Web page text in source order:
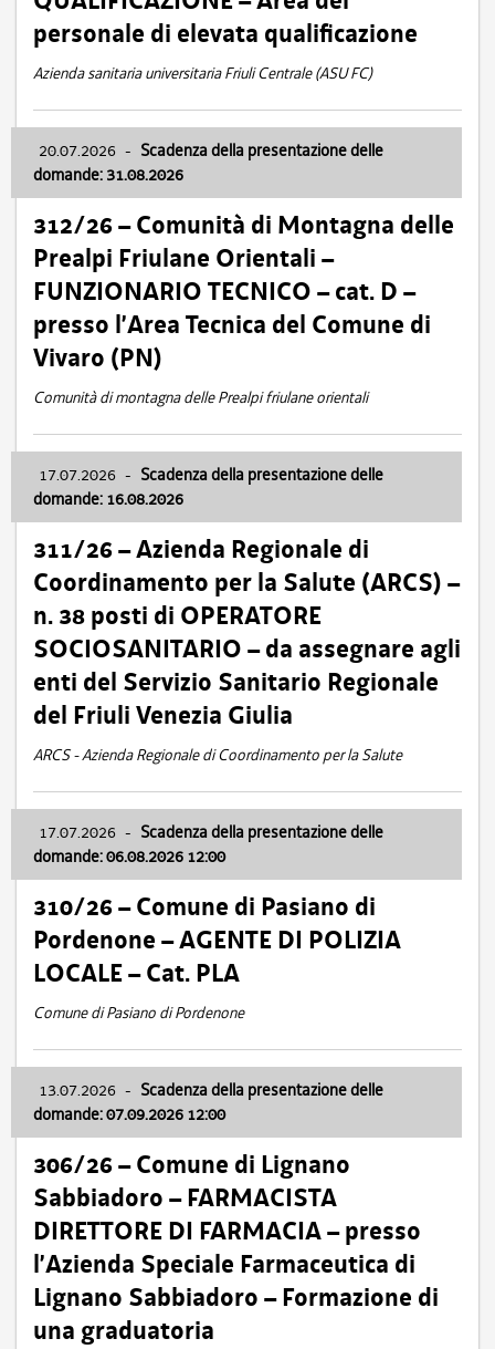
personale di elevata qualificazione
Azienda sanitaria universitaria Friuli Centrale (ASU FC)
20.07.2026 - Scadenza della presentazione delle
domande: 31.08.2026
312/26 – Comunità di Montagna delle
Prealpi Friulane Orientali –
FUNZIONARIO TECNICO – cat. D –
presso l’Area Tecnica del Comune di
Vivaro (PN)
Comunità di montagna delle Prealpi friulane orientali
17.07.2026 - Scadenza della presentazione delle
domande: 16.08.2026
311/26 – Azienda Regionale di
Coordinamento per la Salute (ARCS) –
n. 38 posti di OPERATORE
SOCIOSANITARIO – da assegnare agli
enti del Servizio Sanitario Regionale
del Friuli Venezia Giulia
ARCS - Azienda Regionale di Coordinamento per la Salute
17.07.2026 - Scadenza della presentazione delle
domande: 06.08.2026 12:00
310/26 – Comune di Pasiano di
Pordenone – AGENTE DI POLIZIA
LOCALE – Cat. PLA
Comune di Pasiano di Pordenone
13.07.2026 - Scadenza della presentazione delle
domande: 07.09.2026 12:00
306/26 – Comune di Lignano
Sabbiadoro – FARMACISTA
DIRETTORE DI FARMACIA – presso
l’Azienda Speciale Farmaceutica di
Lignano Sabbiadoro – Formazione di
una graduatoria